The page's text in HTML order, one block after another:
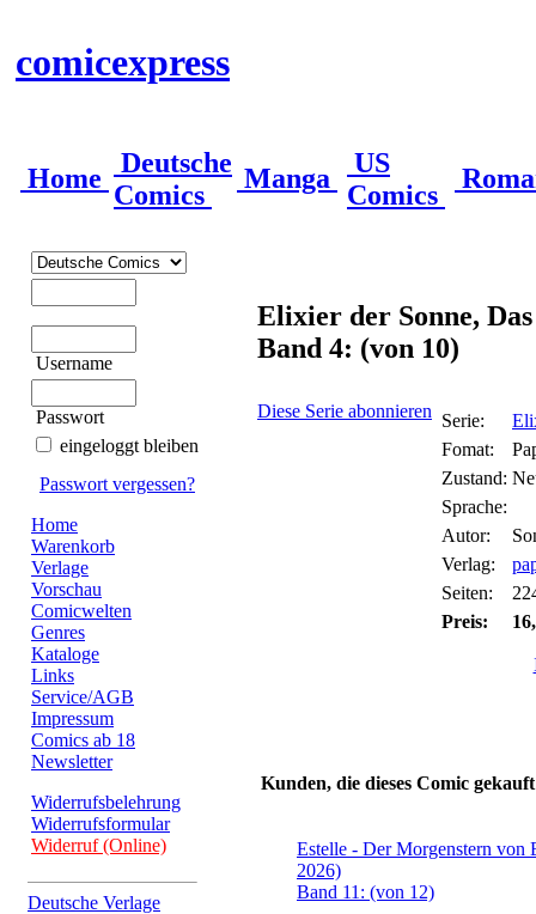
comicexpress
Home
Deutsche
Comics
Manga
US
Comics
Username
Passwort
eingeloggt bleiben
Passwort vergessen?
Home
Warenkorb
Verlage
Vorschau
Comicwelten
Genres
Kataloge
Links
Service/AGB
Impressum
Comics ab 18
Newsletter
Widerrufsbelehrung
Widerrufsformular
Widerruf (Online)
Deutsche Verlage
Elixier der Sonne,
Band 4: (von 10)
Diese Serie abonnieren Serie:
Fomat:
Zustand:
Sprache:
Autor:
Verlag:
Seiten:
Preis:
Kunden, die dieses Comic
Estelle - Der Morgenstern von
2026)
Band 11: (von 12)